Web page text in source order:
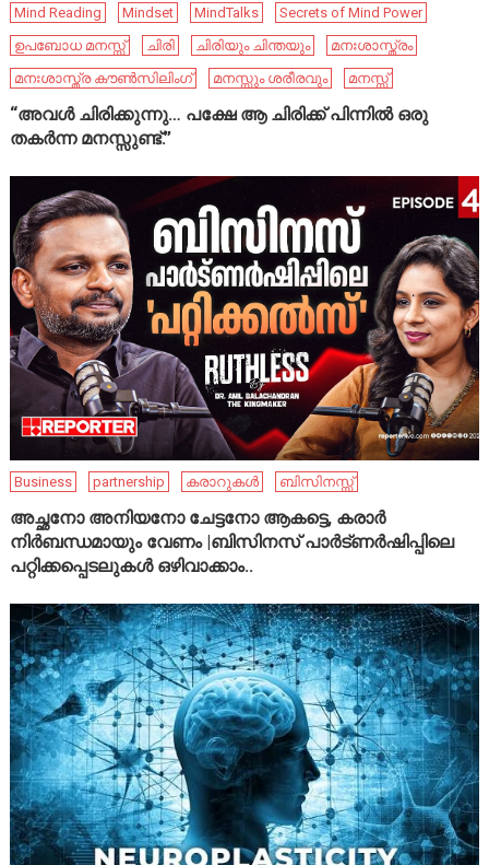
Mind Reading Mindset MindTalks
Secrets of Mind Power
ഉപബോധ മനസ്സ്
ചിരി ചിരിയും ചിന്തയും
മനഃശാസ്ത്രം
മനഃശാസ്ത്ര കൗൺസിലിംഗ്
മനസ്സും ശരീരവും മനസ്സ്
“അവൾ ചിരിക്കുന്നു… പക്ഷേ ആ ചിരിക്ക് പിന്നിൽ ഒരു
തകർന്ന മനസ്സുണ്ട്.”
Business partnership കരാറുകൾ ബിസിനസ്സ്
അച്ഛനോ അനിയനോ ചേട്ടനോ ആകട്ടെ, കരാർ
നിർബന്ധമായും വേണം |ബിസിനസ് പാർട്ണർഷിപ്പിലെ
പറ്റിക്കപ്പെടലുകൾ ഒഴിവാക്കാം..